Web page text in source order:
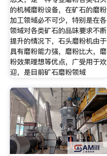
的机械磨粉设备，在矿石的磨粉
加工领域必不可少，特别是在各
领域对各类矿石的品味要求不断
提升的情况下，石头磨粉机由于
具有磨粉能力强，磨粉比大，磨
粉效果理想等优点，广受用于欢
迎，是目前矿石磨粉领域